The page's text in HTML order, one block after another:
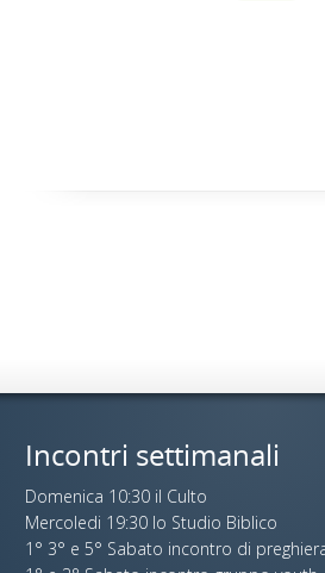
Incontri settimanali
Domenica 10:30 il Culto
Mercoledi 19:30 lo Studio Biblico
1° 3° e 5° Sabato incontro di